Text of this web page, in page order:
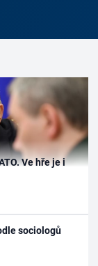
Ve hře je i
sociologů